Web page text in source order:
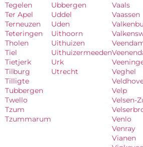
Tegelen
Ter Apel
Terneuzen
Teteringen
Tholen
Tiel
Tietjerk
Tilburg
Tilligte
Tubbergen
Twello
Tzum
Tzummarum
Ubbergen
Uddel
Uden
Uithoorn
Uithuizen
Uithuizermeeden
Urk
Utrecht
Vaals
Vaassen
Veghel
Velp
Velsen-
Venlo
Venray
Vianen